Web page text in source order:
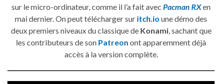
sur le micro-ordinateur, comme il l’a fait avec Pacman RXen
mai dernier. On peut télécharger sur itch.io une démo des
deux premiers niveaux du classique de Konami, sachant que
les contributeurs de son Patreon ont apparemment déjà
accès à la version complète.